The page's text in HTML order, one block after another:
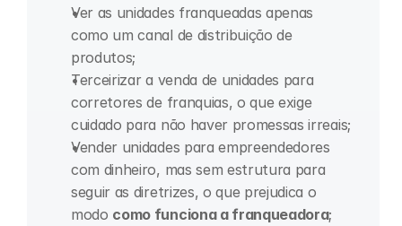
Ver as unidades franqueadas apenas
como um canal de distribuição de
produtos;
Terceirizar a venda de unidades para
corretores de franquias, o que exige
cuidado para não haver promessas irreais;
Vender unidades para empreendedores
com dinheiro, mas sem estrutura para
seguir as diretrizes, o que prejudica o
modo como funciona a franqueadora;